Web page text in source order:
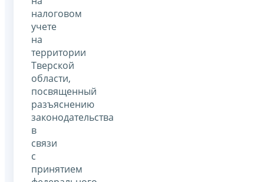
налоговом
учете
на
территории
Тверской
области,
посвященный
разъяснению
законодательства
в
связи
с
принятием